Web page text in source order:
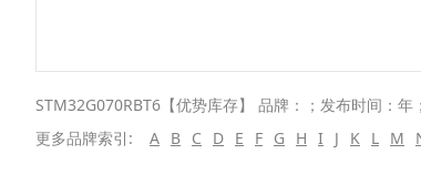
STM32G070RBT6【优势库存】 品牌：；发布时间：
更多品牌索引:
A B C D E F G H I J K L M